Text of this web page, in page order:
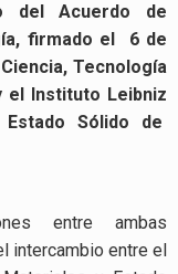
del Acuerdo de
firmado el 6 de
Tecnología
el Instituto Leibniz
Sólido de
entre ambas
intercambio entre el